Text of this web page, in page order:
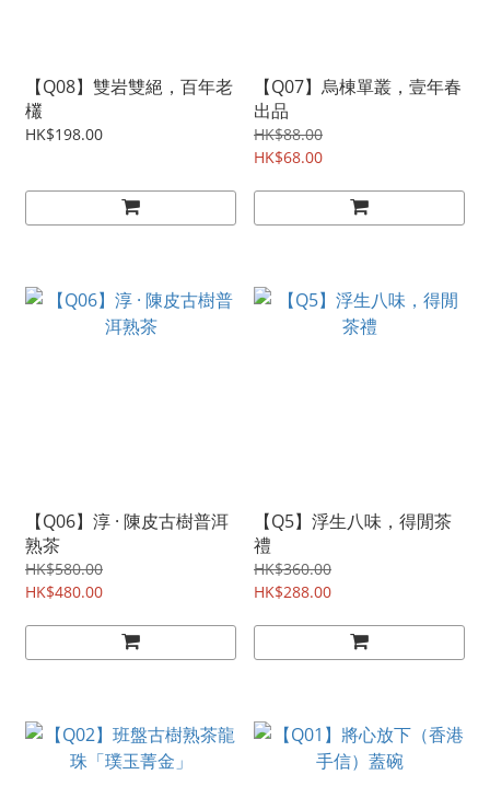
【Q08】雙岩雙絕，百年老
欉
HK$198.00
【Q07】烏棟單叢，壹年春
出品
HK$88.00
HK$68.00
【Q06】淳 · 陳皮古樹普洱
熟茶
HK$580.00
HK$480.00
【Q5】浮生八味，得閒茶
禮
HK$360.00
HK$288.00